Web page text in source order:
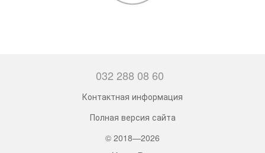
032 288 08 60
Контактная информация
Полная версия сайта
© 2018—2026